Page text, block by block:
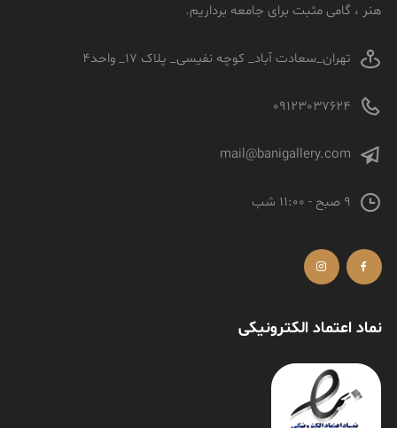
هنر ، گامی مثبت برای جامعه برداریم.
تهران_سعادت آباد_ کوچه نفیسی_ پلاک 17_ واحد4
09123037624
mail@banigallery.com
9 صبح - 11:00 شب
نماد اعتماد الکترونیکی